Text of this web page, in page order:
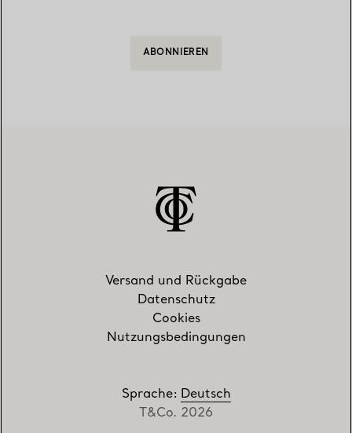
ABONNIEREN
Versand und Rückgabe
Datenschutz
Cookies
Nutzungsbedingungen
Sprache: Deutsch
T&Co. 2026